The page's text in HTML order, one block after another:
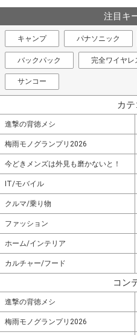
注目キ
キャンプ パナソニック
バックパック 完全ワイヤレ
サンコー
カテ
進撃の背徳メシ
梅雨モノグランプリ2026
今どきメンズは外見も磨かないと！
IT/モバイル
クルマ/乗り物
ファッション
ホーム/インテリア
カルチャー/フード
コン
進撃の背徳メシ
梅雨モノグランプリ2026